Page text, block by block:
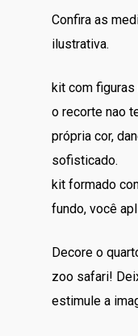
Confira as
ilustrativa.
kit com figuras
o recorte nao
própria cor,
sofisticado.
kit formado
fundo, você
Decore o
zoo safari!
estimule a